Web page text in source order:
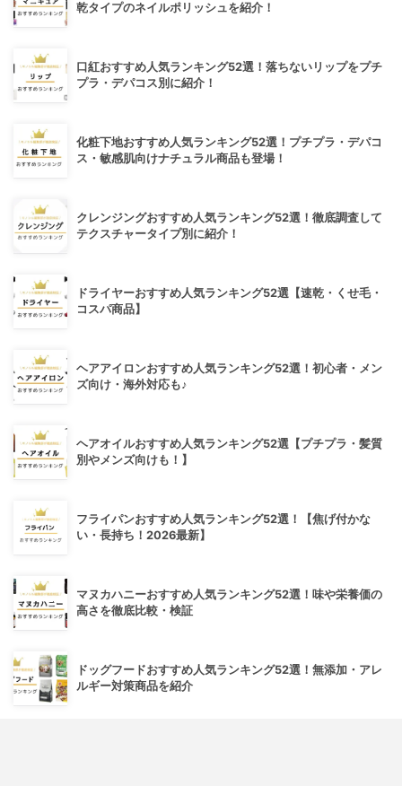
乾タイプのネイルポリッシュを紹介！
口紅おすすめ人気ランキング52選！落ちないリップをプチ
プラ・デパコス別に紹介！
化粧下地おすすめ人気ランキング52選！プチプラ・デパコ
ス・敏感肌向けナチュラル商品も登場！
クレンジングおすすめ人気ランキング52選！徹底調査して
テクスチャータイプ別に紹介！
ドライヤーおすすめ人気ランキング52選【速乾・くせ毛・
コスパ商品】
ヘアアイロンおすすめ人気ランキング52選！初心者・メン
ズ向け・海外対応も♪
ヘアオイルおすすめ人気ランキング52選【プチプラ・髪質
別やメンズ向けも！】
フライパンおすすめ人気ランキング52選！【焦げ付かな
い・長持ち！2026最新】
マヌカハニーおすすめ人気ランキング52選！味や栄養価の
高さを徹底比較・検証
ドッグフードおすすめ人気ランキング52選！無添加・アレ
ルギー対策商品を紹介